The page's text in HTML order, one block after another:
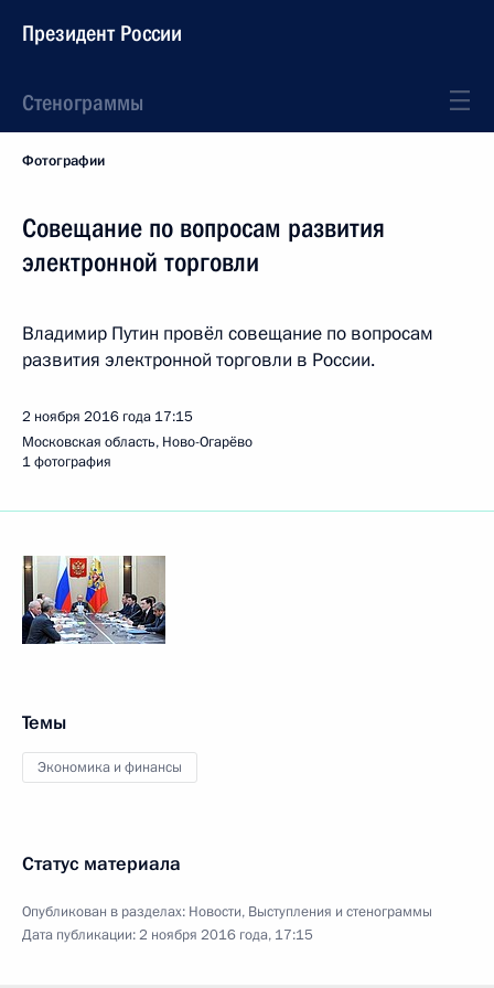
Президент России
Стенограммы
Фотографии
Совещание по вопросам развития
электронной торговли
Владимир Путин провёл совещание по вопросам
развития электронной торговли в России.
2 ноября 2016 года 17:15
Московская область, Ново-Огарёво
1 фотография
Темы
Экономика и финансы
Статус материала
Опубликован в разделах: Новости, Выступления и стенограммы
Дата публикации:2 ноября 2016 года, 17:15